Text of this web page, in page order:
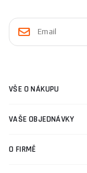
VŠE O NÁKUPU
VAŠE OBJEDNÁVKY
O FIRMĚ